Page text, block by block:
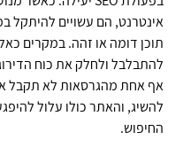
אינטרנט, הם עשויים להיתקל
תוכן דומה או זהה. במקרים
להתבלבל ולחלק את כוח
אף אחת מהגרסאות לא תקבל
להשיג, והאתר כולו עלול
החיפוש.